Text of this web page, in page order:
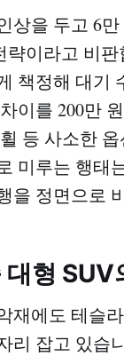
상을 두고 6
략이라고 비
책정해 대기
이를 200만
등 사소한
미루는 행태
을 정면으로
형 SUV
재에도 테슬
리 잡고 있습